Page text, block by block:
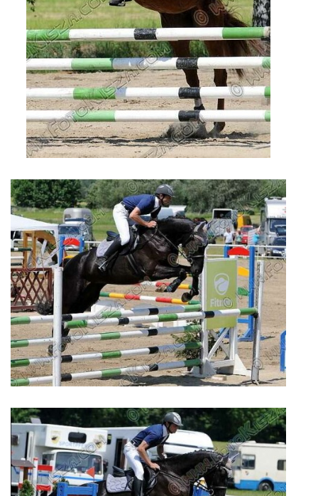
VIDEA
ODKAZY
NOVÝ PŘEKÁŽKOVÝ MATERIÁL
CENÍK SLUŽEB
PŘISPĚVEK ČUS KARVINA -PODPORA SPORTU V
MORAVSKOSLEZSKÉM KRAJI
NÁHRADNÍ TERMÍN BRIGÁDY PRO TY KTEŘÍ SE
NEDOSTAVILI NA PODZIMNÍ BRIGÁDU
ČLENOVÉ RYCHVALDU 2023
7:4 (VELKÝ PÁTEK) KROUŽEK NEBUDE
DNE 17.11.2023 KROUŽEK JEZDECTVÍ NENÍ
DĚKUJEME MĚSTU RYCHVALD ZA DOTACI V ROCE 2023